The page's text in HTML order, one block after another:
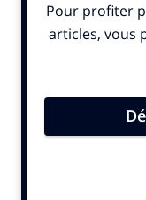
actionner pour
mouvement qui
France à combler
Des forces en
», « parrains », «
n’étaient pas